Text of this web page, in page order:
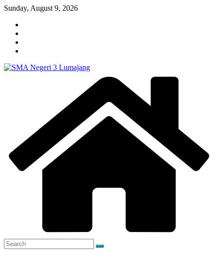
Skip
content
Sunday, August 9, 2026